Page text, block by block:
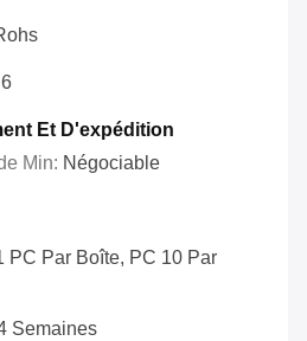
Et D'expédition
Min: Négociable
PC Par Boîte, PC 10 Par
Semaines